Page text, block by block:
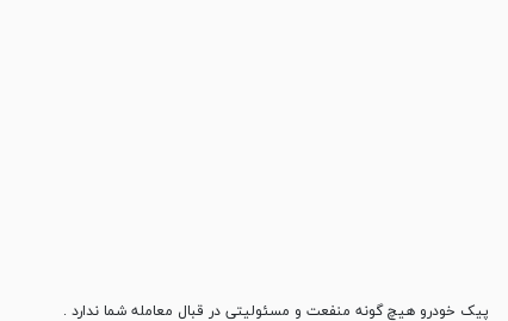
پیک خودرو هیچ گونه منفعت و مسئولیتی در قبال معامله شما ندارد .